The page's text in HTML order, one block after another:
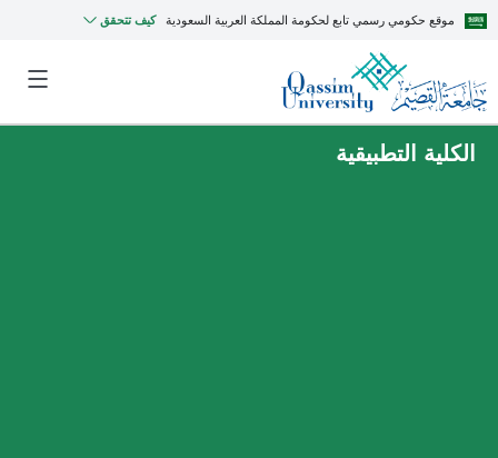
موقع حكومي رسمي تابع لحكومة المملكة العربية السعودية كيف تتحقق
الكلية التطبيقية